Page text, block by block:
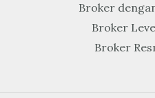
Broker
Broker
Broker